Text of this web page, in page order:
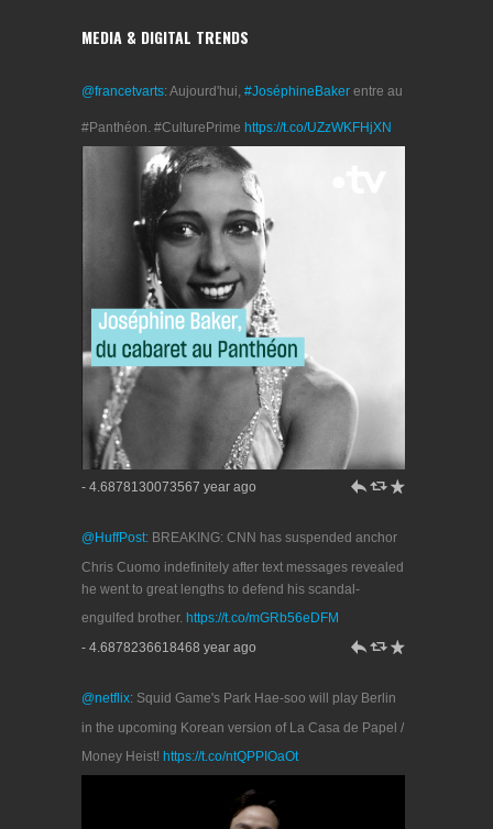
MEDIA & DIGITAL TRENDS
@francetvarts: Aujourd'hui, #JoséphineBaker entre au
#Panthéon. #CulturePrime https://t.co/UZzWKFHjXN
- 4.6878130073567 year ago h J R
@HuffPost: BREAKING: CNN has suspended anchor
Chris Cuomo indefinitely after text messages revealed
he went to great lengths to defend his scandal-
engulfed brother. https://t.co/mGRb56eDFM
- 4.6878236618468 year ago
h J R
@netflix: Squid Game's Park Hae-soo will play Berlin
in the upcoming Korean version of La Casa de Papel /
Money Heist! https://t.co/ntQPPIOaOt